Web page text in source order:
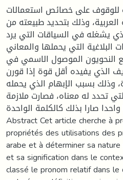
على خصائص استعمالات
وذلك بتحديد طبيعته من
يشغله في السياقات التي يرد
البلاغية التي يحملها والمعاني
النحويون الموصول الاسمي في
الذي يفيده أقل قوة إذا قورن
وذلك بسبب الإبهام الذي يحمله
تحدد له معناه، فصارت ملازمة
صارا بذلك كالكلمة الواحدة.
Abstract Cet article cherche à
propriétés des utilisations des
arabe et à déterminer sa
et sa signification dans le
classé le pronom relatif dans le